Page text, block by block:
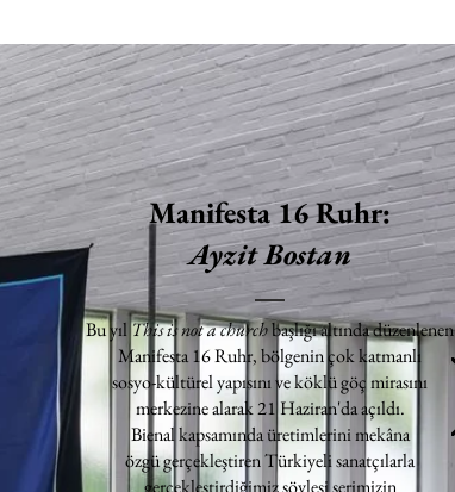
Manifesta 16 Ruhr:
Ayzit Bostan
Bu yılThis is not a churchbaşlığı altında düzenlenen
Manifesta 16 Ruhr, bölgenin çok katmanlı
sosyo-kültürel yapısını ve köklü göç mirasını
merkezine alarak 21 Haziran'da açıldı.
Bienal kapsamında üretimlerini mekâna
özgü gerçekleştiren Türkiyeli sanatçılarla
gerçekleştirdiğimiz söyleşi serimizin